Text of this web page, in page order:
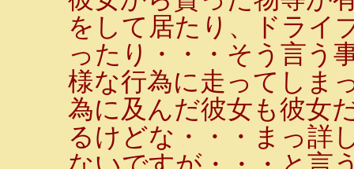
をして居たり、ドライ
ったり・・・そう言う
様な行為に走ってしま
為に及んだ彼女も彼女
るけどな・・・まっ詳